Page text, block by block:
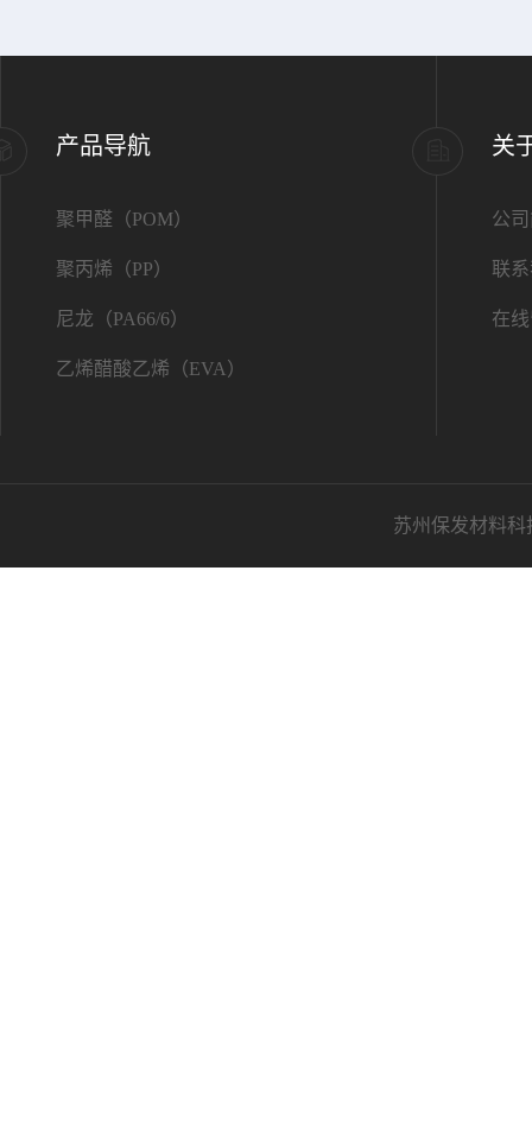
产品导航
聚甲醛（POM）
聚丙烯（PP）
尼龙（PA66/6）
乙烯醋酸乙烯（EVA）
关
公
联
在
苏州保发材料科